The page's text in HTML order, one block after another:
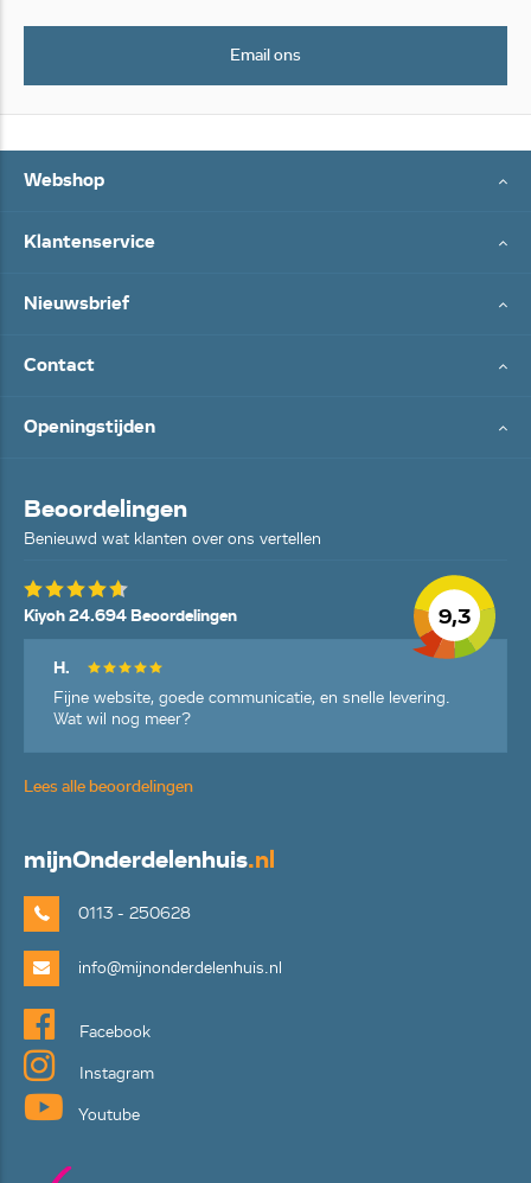
Email ons
Webshop
Klantenservice
Nieuwsbrief
Contact
Openingstijden
Beoordelingen
Benieuwd wat klanten over ons vertellen
9,3
Kiyoh 24.694 Beoordelingen
H.
Fijne website, goede communicatie, en snelle levering.
Wat wil nog meer?
Lees alle beoordelingen
mijnOnderdelenhuis.nl
0113 - 250628
info@mijnonderdelenhuis.nl
Facebook
Instagram
Youtube